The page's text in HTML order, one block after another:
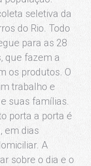
seletiva da
do Rio. Todo
para as 28
que fazem a
os produtos. O
trabalho e
suas famílias.
porta a porta é
em dias
A
sobre o dia e o